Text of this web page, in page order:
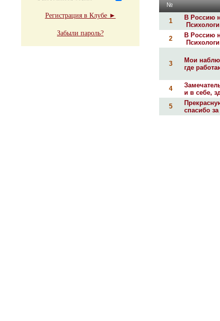
Регистрация в Клубе ►
Забыли пароль?
№
1
В Россию
2
В Россию
3
Мои
где
4
и в себе,
5
спасибо